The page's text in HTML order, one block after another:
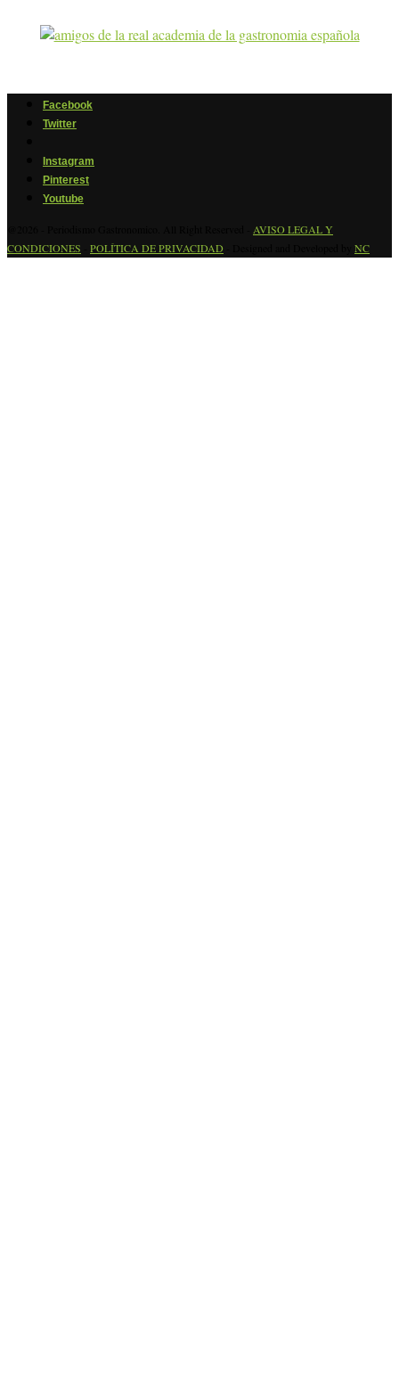
Facebook
Twitter
Instagram
Pinterest
Youtube
AVISO LEGAL Y
CONDICIONES
POLÍTICA DE PRIVACIDAD NC